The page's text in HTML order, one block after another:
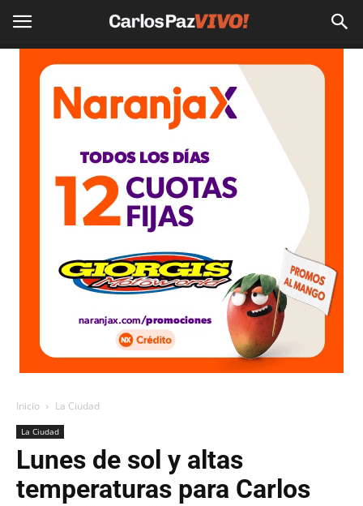
Inicio La Ciudad
La Ciudad
Lunes de sol y altas
temperaturas para Carlos